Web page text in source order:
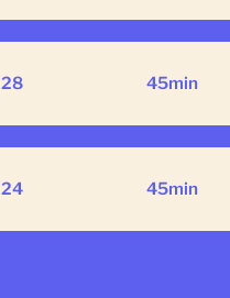
28 45min
24 45min